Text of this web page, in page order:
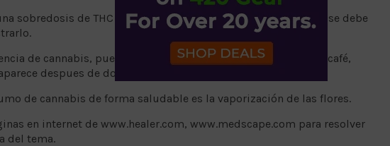
sobredosis de THC ( que pasa usualmente con comestibles) se debe
de cannabis, puede ser comparada con la dependencia de café,
despues de dos semanas.
de cannabis de forma saludable es la vaporización de las flores.
en internet de www.healer.com, www.medscape.com para resolver
del tema.